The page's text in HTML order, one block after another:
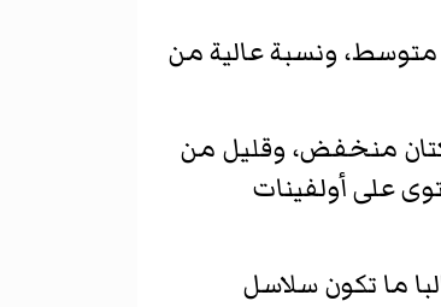
متوسط، ونسبة عالية من
منخفض، وقليل من
على أولفينات
ما تكون سلاسل